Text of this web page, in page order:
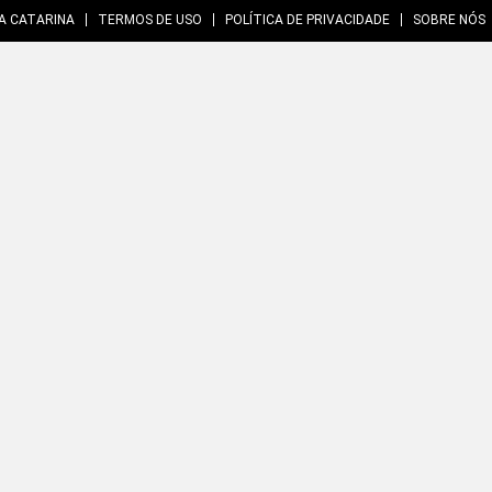
CATARINA TERMOS DE USO POLÍTICA DE PRIVACIDADE SOBRE NÓS